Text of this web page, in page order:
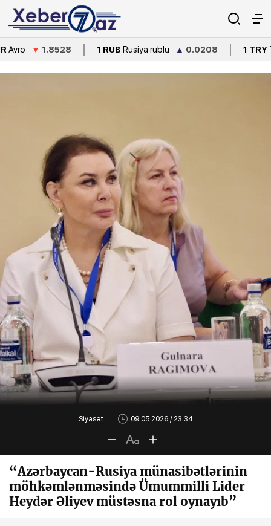
1.8528 1 RUB Rusiya rublu ▲0.0208 1 TRY Türkiyə
Siyasət 09.05.2026 / 23:34
“Azərbaycan-Rusiya münasibətlərinin
möhkəmlənməsində Ümummilli Lider
Heydər Əliyev müstəsna rol oynayıb”